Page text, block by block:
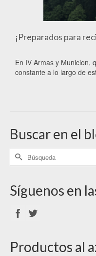
¡Preparados para
En IV Armas y Municion,
constante a lo largo de
Buscar en el
Síguenos en
Productos al